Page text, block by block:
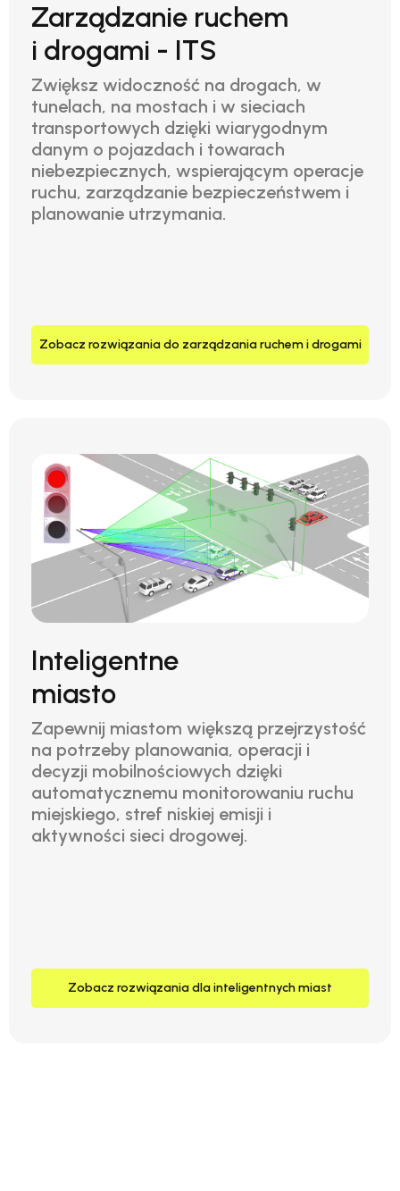
Zarządzanie ruchem
i drogami - ITS
Zwiększ widoczność na drogach, w
tunelach, na mostach i w sieciach
transportowych dzięki wiarygodnym
danym o pojazdach i towarach
niebezpiecznych, wspierającym operacje
ruchu, zarządzanie bezpieczeństwem i
planowanie utrzymania.
Zobacz rozwiązania do zarządzania ruchem i drogami
Inteligentne
miasto
Zapewnij miastom większą przejrzystość
na potrzeby planowania, operacji i
decyzji mobilnościowych dzięki
automatycznemu monitorowaniu ruchu
miejskiego, stref niskiej emisji i
aktywności sieci drogowej.
Zobacz rozwiązania dla inteligentnych miast